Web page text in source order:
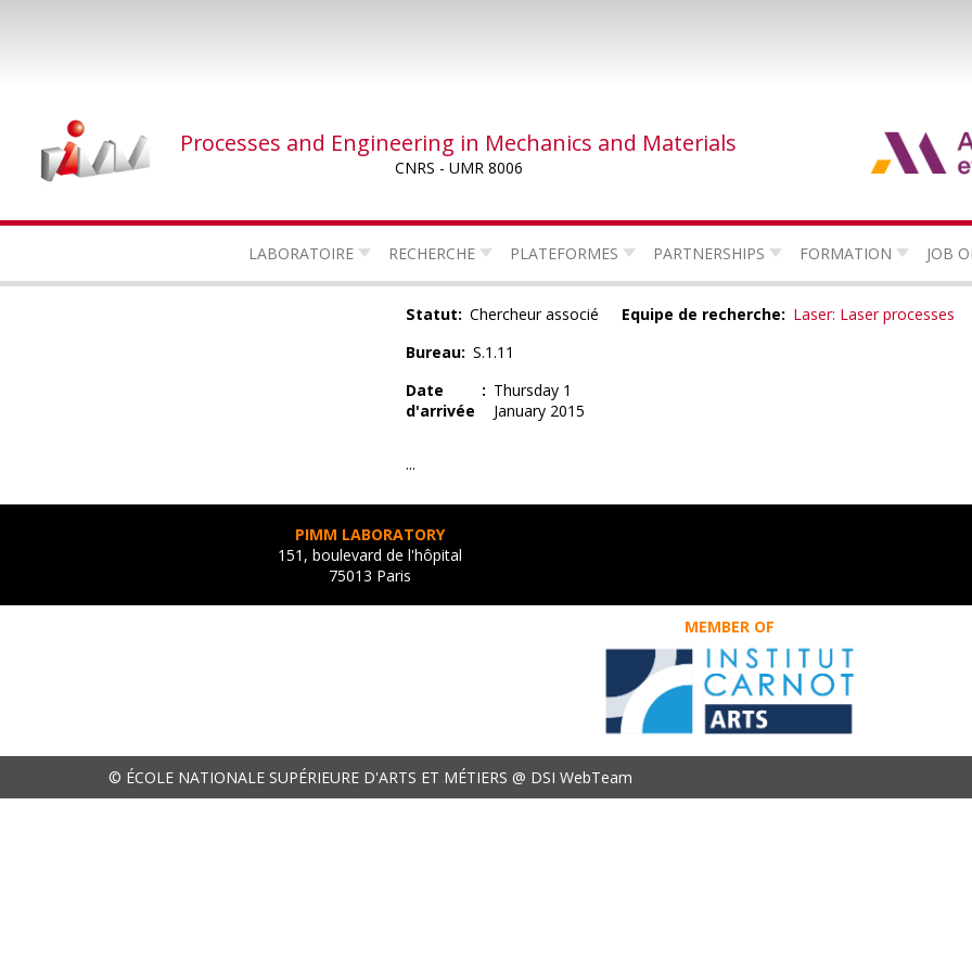
Processes and Engineering in Mechanics and Materials
CNRS - UMR 8006
LABORATOIRE RECHERCHE PLATEFORMES PARTNERSHIPS FORMATION JOB
Statut
Chercheur associé
Bureau
S.1.11
Date
d'arrivée
Thursday 1
January 2015
Equipe de recherche Laser: Laser processes
...
PIMM LABORATORY
151, boulevard de l'hôpital
75013 Paris
MEMBER OF
© ÉCOLE NATIONALE SUPÉRIEURE D'ARTS ET MÉTIERS @ DSI WebTeam